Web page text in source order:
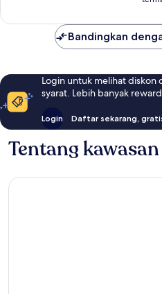
Bandingkan
Login untuk melihat diskon
syarat. Lebih banyak
Login Daftar sekarang,
Tentang